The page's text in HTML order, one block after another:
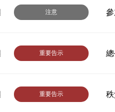
注意
重要告示
重要告示